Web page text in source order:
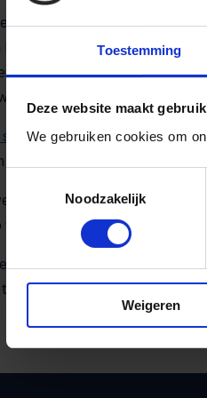
Toestemming
Deze website maakt
We gebruiken cookies om
Noodzakelijk
Weigeren
gevraagd om bij leerlingen
maar bijvoorbeeld
leerkrachten medische
protocollen moet je
bij medisch
geneesmiddelen verstrekking
van bijten, zie pagina 18 t/m 20
informatie niet aan bij je
de afdeling